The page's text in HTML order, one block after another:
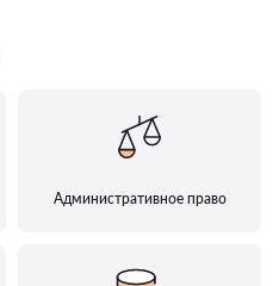
Административное право